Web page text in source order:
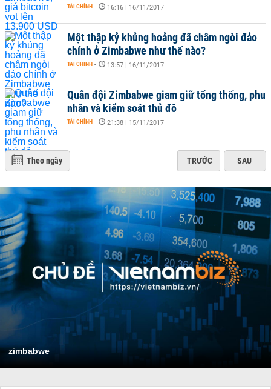
TÀI CHÍNH - 16:16 | 16/11/2017
Một thập kỷ khủng hoảng đã châm ngòi đảo
chính ở Zimbabwe như thế nào?
TÀI CHÍNH - 13:57 | 16/11/2017
Quân đội Zimbabwe giam giữ tổng thống, phu
nhân và kiểm soát thủ đô
TÀI CHÍNH - 21:38 | 15/11/2017
Theo ngày TRƯỚC SAU
zimbabwe